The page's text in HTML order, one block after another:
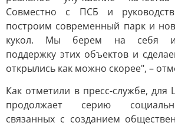
Совместно с ПСБ и
построим современный парк и
кукол. Мы берем на себя
поддержку этих объектов и
открылись как можно скорее", –
Как отметили в пресс-службе, для
продолжает серию
связанных с созданием